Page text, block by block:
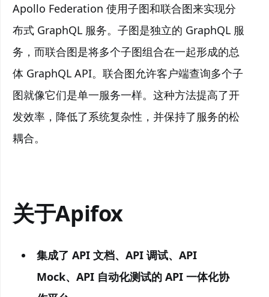
Apollo Federation 使用子图和联合图来实现分
布式 GraphQL 服务。子图是独立的 GraphQL 服
务，而联合图是将多个子图组合在一起形成的总
体 GraphQL API。联合图允许客户端查询多个子
图就像它们是单一服务一样。这种方法提高了开
发效率，降低了系统复杂性，并保持了服务的松
耦合。
关于Apifox
集成了 API 文档、API 调试、API
Mock、API 自动化测试的 API 一体化协